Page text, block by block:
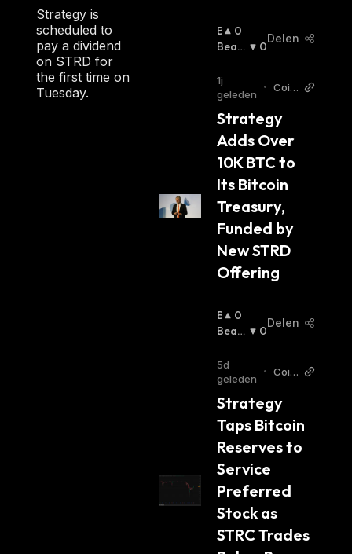
Strategy is
scheduled to
pay a dividend
on STRD for
the first time on
Tuesday.
B
U
I
S
:
0
Beari
0
Delen
1j
geleden
• Coin
Strategy
Adds Over
10K BTC to
Its Bitcoin
Treasury,
Funded by
New STRD
Offering
B
U
I
S
:
0
Beari
0
Delen
5d
geleden
• Coin
ker
Strategy
Taps Bitcoin
Reserves to
Service
Preferred
Stock as
STRC Trades